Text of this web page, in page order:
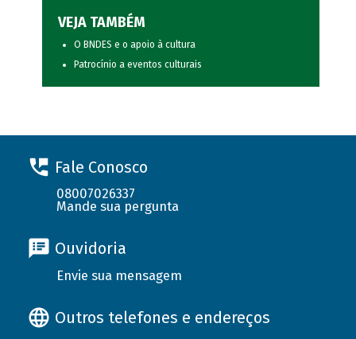
VEJA TAMBÉM
O BNDES e o apoio à cultura
Patrocínio a eventos culturais
Fale Conosco
08007026337
Mande sua pergunta
Ouvidoria
Envie sua mensagem
Outros telefones e endereços